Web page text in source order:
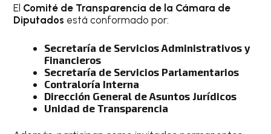
El Comité de Transparencia de la Cámara de
Diputados está conformado por:
Secretaría de Servicios Administrativos y
Financieros
Secretaría de Servicios Parlamentarios
Contraloría Interna
Dirección General de Asuntos Jurídicos
Unidad de Transparencia